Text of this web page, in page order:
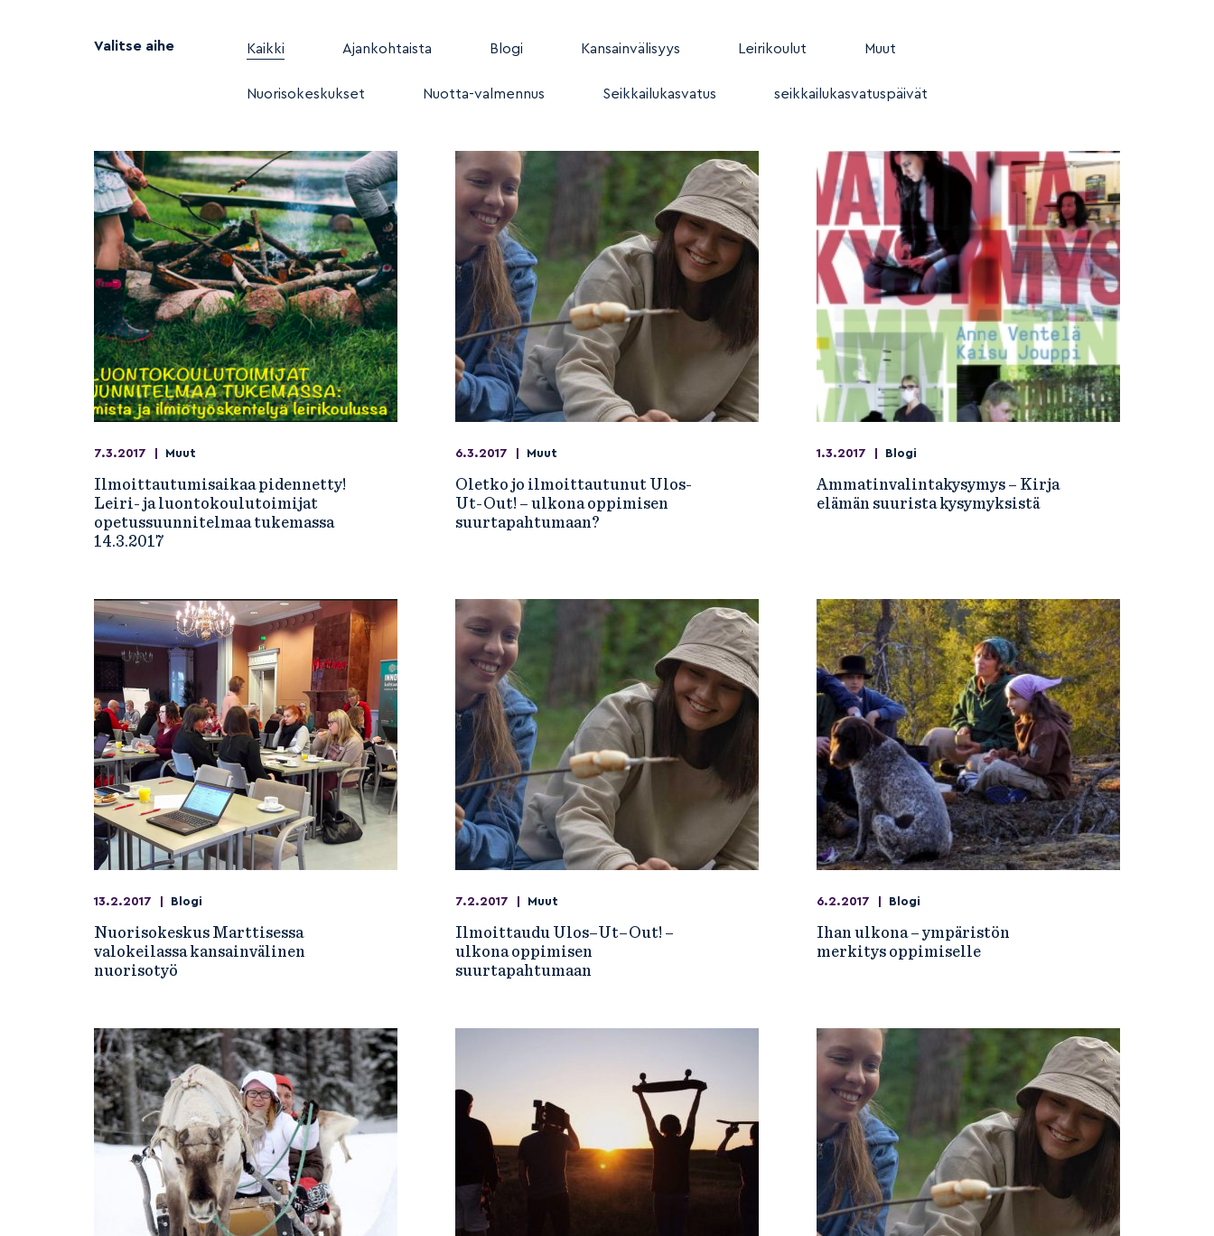
Valitse aihe Kaikki Ajankohtaista Blogi Kansainvälisyys Leirikoulut Muut
Nuorisokeskukset Nuotta-valmennus Seikkailukasvatus seikkailukasvatuspäivät
7.3.2017 Muut
Ilmoittautumisaikaa pidennetty!
Leiri- ja luontokoulutoimijat
opetussuunnitelmaa tukemassa
14.3.2017
6.3.2017 Muut
Oletko jo ilmoittautunut Ulos-
Ut-Out! – ulkona oppimisen
suurtapahtumaan?
1.3.2017 Blogi
Ammatinvalintakysymys – Kirja
elämän suurista kysymyksistä
13.2.2017 Blogi
Nuorisokeskus Marttisessa
valokeilassa kansainvälinen
nuorisotyö
7.2.2017 Muut
Ilmoittaudu Ulos–Ut–Out! –
ulkona oppimisen
suurtapahtumaan
6.2.2017 Blogi
Ihan ulkona – ympäristön
merkitys oppimiselle